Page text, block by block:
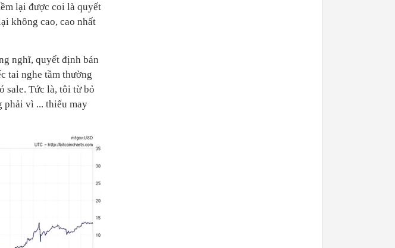
lại được coi là quyết
không cao, cao nhất
nghĩ, quyết định bán
tai nghe tầm thường
sale. Tức là, tôi từ bỏ
phải vì ... thiếu may